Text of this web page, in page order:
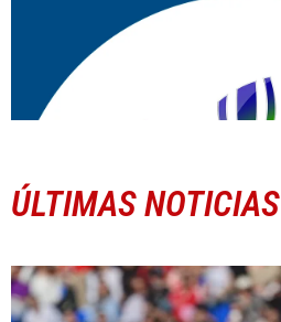
ÚLTIMAS NOTICIAS